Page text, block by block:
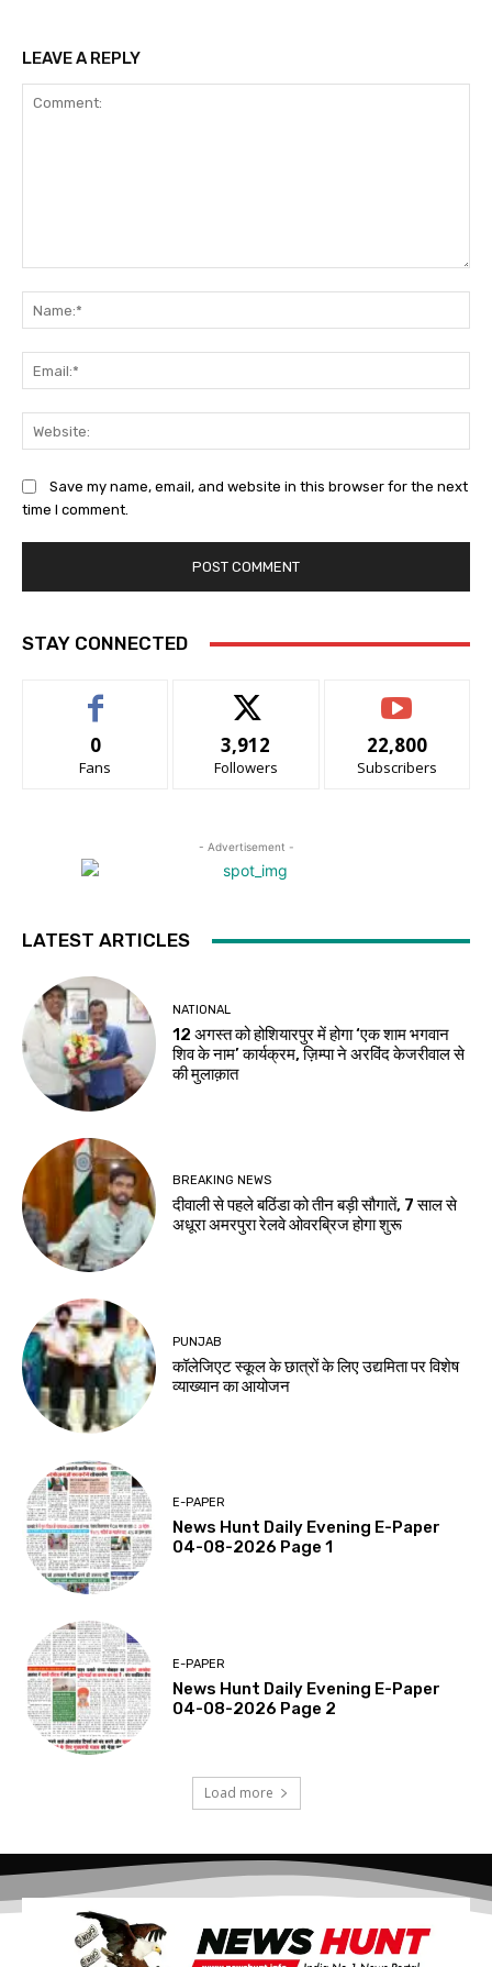
LEAVE A REPLY
Save my name, email, and website in this browser for the next
time I comment.
STAY CONNECTED
0
Fans
3,912
Followers
22,800
Subscribers
- Advertisement -
LATEST ARTICLES
NATIONAL
12 अगस्त को होशियारपुर में होगा ‘एक शाम भगवान
शिव के नाम’ कार्यक्रम, ज़िम्पा ने अरविंद केजरीवाल से
की मुलाक़ात
BREAKING NEWS
दीवाली से पहले बठिंडा को तीन बड़ी सौगातें, 7 साल से
अधूरा अमरपुरा रेलवे ओवरब्रिज होगा शुरू
PUNJAB
कॉलेजिएट स्कूल के छात्रों के लिए उद्यमिता पर विशेष
व्याख्यान का आयोजन
E-PAPER
News Hunt Daily Evening E-Paper
04-08-2026 Page 1
E-PAPER
News Hunt Daily Evening E-Paper
04-08-2026 Page 2
Load more